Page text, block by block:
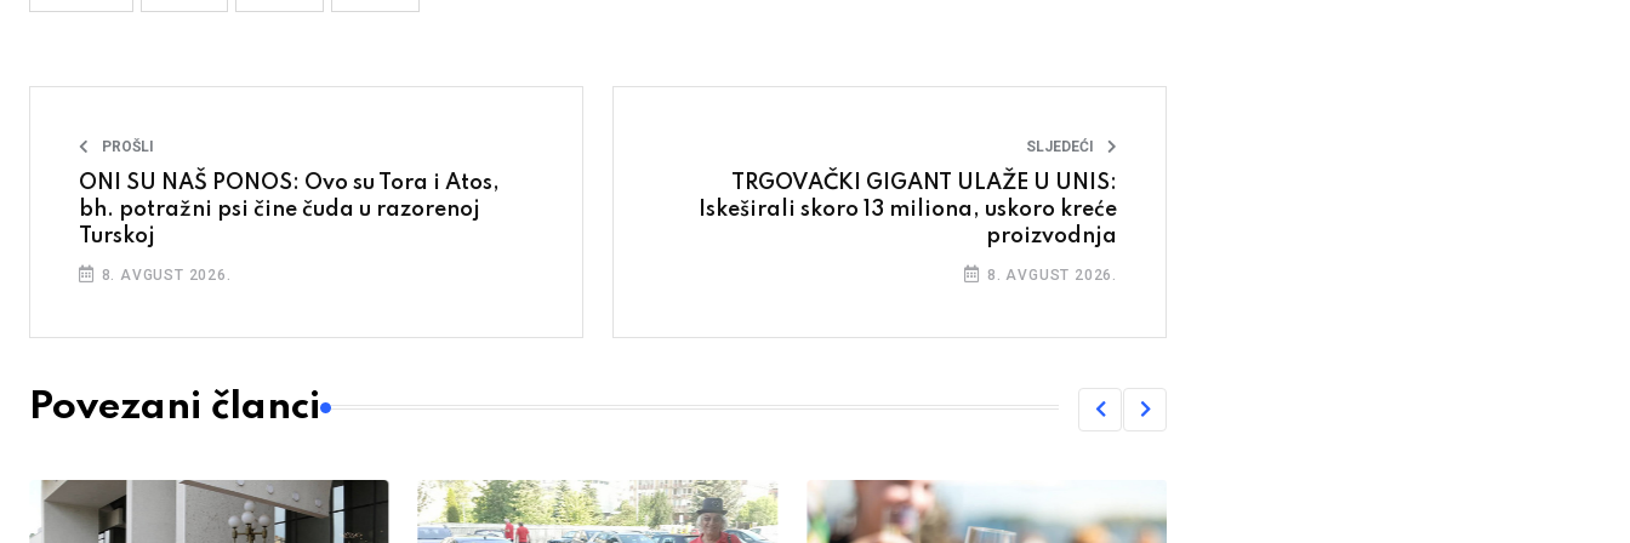
PROŠLI
ONI SU NAŠ PONOS: Ovo su Tora i Atos,
bh. potražni psi čine čuda u razorenoj
Turskoj
8. AVGUST 2026.
SLJEDEĆI
TRGOVAČKI GIGANT ULAŽE U UNIS:
Iskeširali skoro 13 miliona, uskoro kreće
proizvodnja
8. AVGUST 2026.
Povezani članci